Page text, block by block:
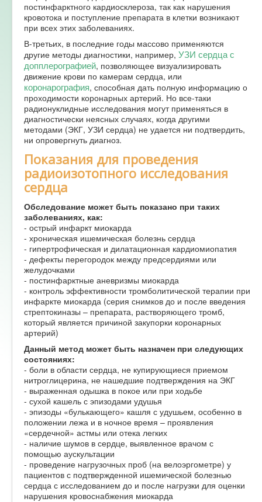
постинфарктного кардиосклероза, так как нарушения
кровотока и поступление препарата в клетки возникают
при всех этих заболеваниях.
В-третьих, в последние годы массово применяются
другие методы диагностики, например, УЗИ сердца с
допплерографией, позволяющее визуализировать
движение крови по камерам сердца, или
коронарография, способная дать полную информацию о
проходимости коронарных артерий. Но все-таки
радионуклидные исследования могут применяться в
диагностически неясных случаях, когда другими
методами (ЭКГ, УЗИ сердца) не удается ни подтвердить,
ни опровергнуть диагноз.
Показания для проведения
радиоизотопного исследования
сердца
Обследование может быть показано при таких
заболеваниях, как:
- острый инфаркт миокарда
- хроническая ишемическая болезнь сердца
- гипертрофическая и дилатационная кардиомиопатия
- дефекты перегородок между предсердиями или
желудочками
- постинфарктные аневризмы миокарда
- контроль эффективности тромболитической терапии при
инфаркте миокарда (серия снимков до и после введения
стрептокиназы – препарата, растворяющего тромб,
который является причиной закупорки коронарных
артерий)
Данный метод может быть назначен при следующих
состояниях:
- боли в области сердца, не купирующиеся приемом
нитроглицерина, не нашедшие подтверждения на ЭКГ
- выраженная одышка в покое или при ходьбе
- сухой кашель с эпизодами удушья
- эпизоды «булькающего» кашля с удушьем, особенно в
положении лежа и в ночное время – проявления
«сердечной» астмы или отека легких
- наличие шумов в сердце, выявленное врачом с
помощью аускультации
- проведение нагрузочных проб (на велоэргометре) у
пациентов с подтвержденной ишемической болезнью
сердца с исследованием до и после нагрузки для оценки
нарушения кровоснабжения миокарда